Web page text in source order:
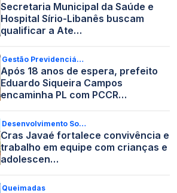
Secretaria Municipal da Saúde e
Hospital Sírio-Libanês buscam
qualificar a Ate…
Gestão Previdenciá…
Após 18 anos de espera, prefeito
Eduardo Siqueira Campos
encaminha PL com PCCR…
Desenvolvimento So…
Cras Javaé fortalece convivência e
trabalho em equipe com crianças e
adolescen…
Queimadas